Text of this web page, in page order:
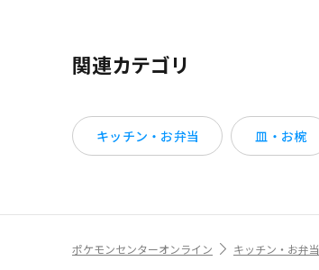
関連カテゴリ
キッチン・お弁当 皿・お椀
ポケモンセンターオンライン キッチン・お弁当